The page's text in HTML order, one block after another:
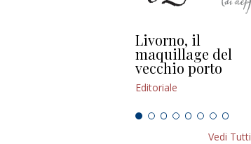
Livorno, il
maquillage del
vecchio porto
Editoriale
Vedi Tutti